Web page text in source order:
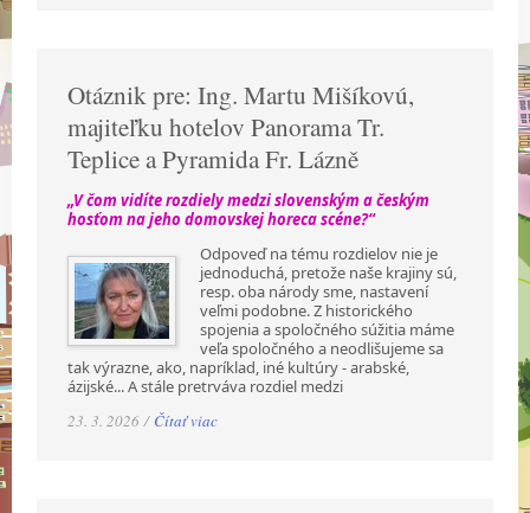
Otáznik pre: Ing. Martu Mišíkovú,
majiteľku hotelov Panorama Tr.
Teplice a Pyramida Fr. Lázně
„V čom vidíte rozdiely medzi slovenským a českým
hosťom na jeho domovskej horeca scéne?“
Odpoveď na tému rozdielov nie je
jednoduchá, pretože naše krajiny sú,
resp. oba národy sme, nastavení
veľmi podobne. Z historického
spojenia a spoločného súžitia máme
veľa spoločného a neodlišujeme sa
tak výrazne, ako, napríklad, iné kultúry - arabské,
ázijské... A stále pretrváva rozdiel medzi
23. 3. 2026 / Čítať viac